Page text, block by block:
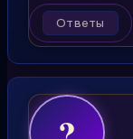
Ответы